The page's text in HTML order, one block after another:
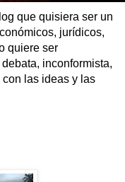
que quisiera ser un
jurídicos,
quiere ser
inconformista,
las ideas y las